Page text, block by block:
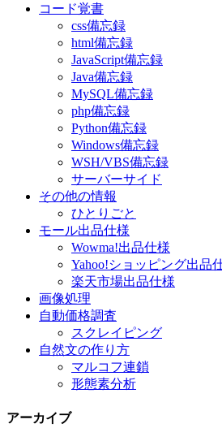
コード覚書
css備忘録
html備忘録
JavaScript備忘録
Java備忘録
MySQL備忘録
php備忘録
Python備忘録
Windows備忘録
WSH/VBS備忘録
サーバーサイド
その他の情報
ひとりごと
モール出品仕様
Wowma!出品仕様
Yahoo!ショッピング出品
楽天市場出品仕様
画像処理
自動価格調査
スクレイピング
自然文の作り方
マルコフ連鎖
形態素分析
アーカイブ